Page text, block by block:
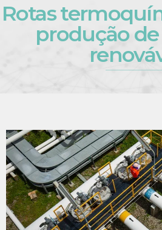
Rotas
produção